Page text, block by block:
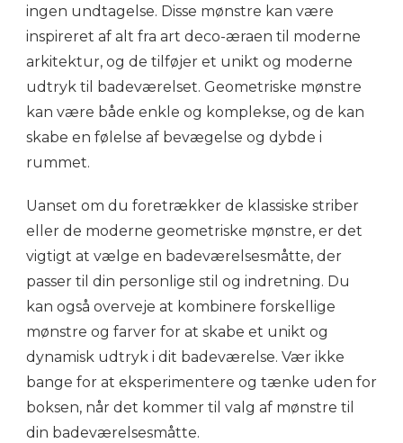
ingen undtagelse. Disse mønstre kan være
inspireret af alt fra art deco-æraen til moderne
arkitektur, og de tilføjer et unikt og moderne
udtryk til badeværelset. Geometriske mønstre
kan være både enkle og komplekse, og de kan
skabe en følelse af bevægelse og dybde i
rummet.
Uanset om du foretrækker de klassiske striber
eller de moderne geometriske mønstre, er det
vigtigt at vælge en badeværelsesmåtte, der
passer til din personlige stil og indretning. Du
kan også overveje at kombinere forskellige
mønstre og farver for at skabe et unikt og
dynamisk udtryk i dit badeværelse. Vær ikke
bange for at eksperimentere og tænke uden for
boksen, når det kommer til valg af mønstre til
din badeværelsesmåtte.